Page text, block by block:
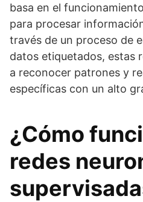
basa en el
para procesar
través de un proceso de
datos etiquetados, estas
a reconocer patrones y
específicas con un alto
¿Cómo
redes